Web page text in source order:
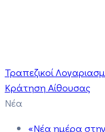
Τραπεζικοί
Κράτηση Αίθουσας
Νέα
«Νέα ημέρα